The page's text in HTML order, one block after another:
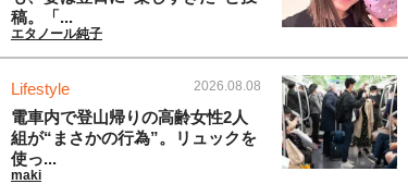
稿。「...
エタノール純子
Lifestyle 2026.08.08
電車内で登山帰りの高齢女性2人
組が“まさかの行為”。リュックを
使っ...
maki